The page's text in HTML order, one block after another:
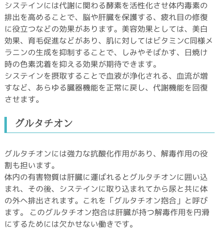
システインには代謝に関わる酵素を活性化させ体内毒素の
排出を高めることで、脳や肝臓を保護する、疲れ目の修復
に役立つなどの効果があります。美容効果としては、美白
効果、育毛促進などがあり、肌に対してはビタミンC同様メ
ラニンの生成を抑制することで、しみやそばかす、日焼け
時の色素沈着を抑える効果が期待できます。
システインを摂取することで血液が浄化される、血流が増
すなど、あらゆる臓器機能を正常に戻し、代謝機能を回復
させます。
グルタチオン
グルタチオンには強力な抗酸化作用があり、解毒作用の役
割も担います。
体内の有害物質は肝臓に運ばれるとグルタチオンに囲い込
まれ、その後、システインに取り込まれてから尿と共に体
の外へ排出されます。これを「グルタチオン抱合」と呼び
ます。 このグルタチオン抱合は肝臓が持つ解毒作用を円滑
にするためには欠かせない働きです。